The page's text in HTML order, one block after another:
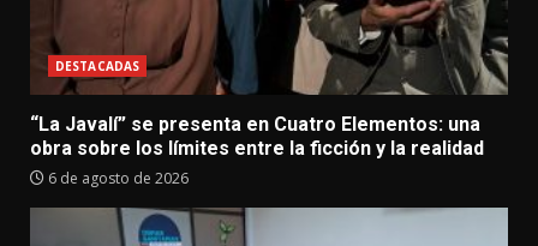
DESTACADAS
“La Javalí” se presenta en Cuatro Elementos: una
obra sobre los límites entre la ficción y la realidad
6 de agosto de 2026